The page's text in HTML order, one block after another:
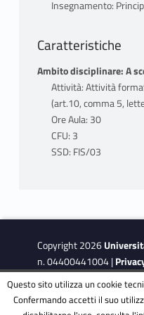
Il corso completo
prima parte:
lavagna e di
caso di un
sanitaria da
tutte le
diretta su teams e
su moodle.
MODALITÀ
La frequenza è
Insegnamento:
Caratteristiche
Ambito disciplinare: A
Attività: Attività
(art.10, comma 5,
Ore Aula: 30
CFU: 3
SSD: FIS/03
Copyright 2026
n. 04400441004 |
Obiettivi di accessibilità
|
Questo sito utilizza un cookie
Confermando accetti il suo